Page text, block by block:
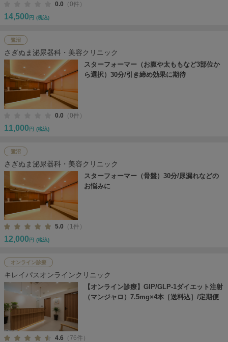
0.0 （0件）
14,500 円 (税込)
鷺沼
さぎぬま泌尿器科・美容クリニック
スターフォーマー（お腹や太ももなど3部位か
ら選択）30分/引き締め効果に期待
0.0 （0件）
11,000 円 (税込)
鷺沼
さぎぬま泌尿器科・美容クリニック
スターフォーマー（骨盤）30分/尿漏れなどの
お悩みに
5.0 （1件）
12,000 円 (税込)
オンライン診療
キレイパスオンラインクリニック
【オンライン診療】GIP/GLP-1ダイエット注射
（マンジャロ）7.5mg×4本［送料込］/定期便
4.6 （76件）